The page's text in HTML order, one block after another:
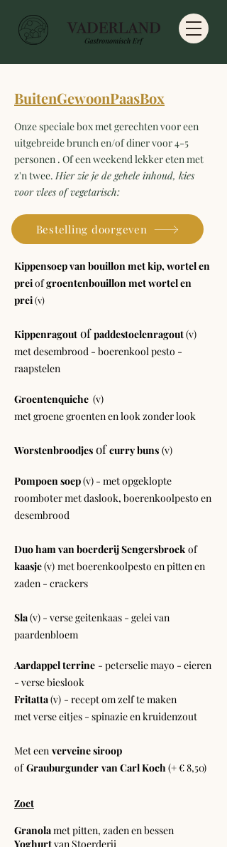
BuitenGewoonPaasBox
Onze speciale box met gerechten voor een
uitgebreide brunch en/of diner voor 4-5
personen . Of een weekend lekker eten met
z'n twee.Hier zie je de gehele inhoud, kies
voor vlees of vegetarisch:
Bestelling doorgeven
Kippensoep van bouillon met kip, wortel en
preiofgroentenbouillon met wortel en
prei(v)
Kippenragout ofpaddestoelenragout(v)
met desembrood - boerenkool pesto -
raapstelen
Groentenquiche (v)
met groene groenten en look zonder look
Worstenbroodjes ofcurry buns (v)
Pompoen soep(v) - met opgeklopte
roomboter met daslook, boerenkoolpesto en
desembrood​
Duo ham van boerderij Sengersbroek of
kaasje(v) met boerenkoolpesto en pitten en
zaden - crackers
Sla(v) - verse geitenkaas - gelei van
paardenbloem
Aardappel terrine - peterselie mayo - eieren
- verse bieslook
Fritatta(v) - recept om zelf te maken
met verse eitjes - spinazie en kruidenzout​
Met een verveine siroop
of Grauburgunder van Carl Koch(+ € 8,50)
Zoet
Granolamet pitten, zaden en bessen
Yoghurtvan Stoerderij